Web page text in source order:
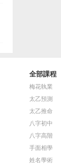
全部課程
梅花執業
太乙預測
太乙推命
八字初中
八字高階
手面相學
姓名學術